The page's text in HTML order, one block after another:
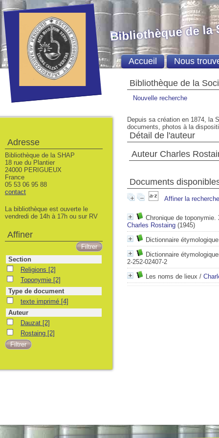
Bibliothèque de la
Nouvelle recherche
Depuis sa création en 1874, la
documents, photos à la
Détail de l'auteur
Auteur Charles
Documents
Affiner la recherche
Chronique de
Charles Rostaing (1945)
Dictionnaire
Dictionnaire
2-252-02407-2
Les noms de lieux /
Bibliothèque de la
Accueil Nous
Adresse
Bibliothèque de la SHAP
18 rue du Plantier
24000 PERIGUEUX
France
05 53 06 95 88
contact
La bibliothèque est ouverte le
vendredi de 14h à 17h ou sur RV
Affiner
Section
Religions [2]
Toponymie [2]
Type de document
texte imprimé [4]
Auteur
Dauzat [2]
Rostaing [2]